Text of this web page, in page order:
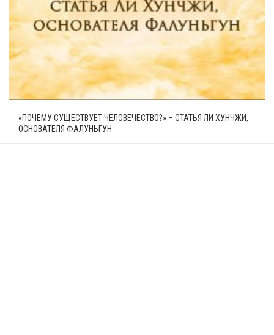
«ПОЧЕМУ СУЩЕСТВУЕТ ЧЕЛОВЕЧЕСТВО?» – СТАТЬЯ ЛИ ХУНЧЖИ,
ОСНОВАТЕЛЯ ФАЛУНЬГУН